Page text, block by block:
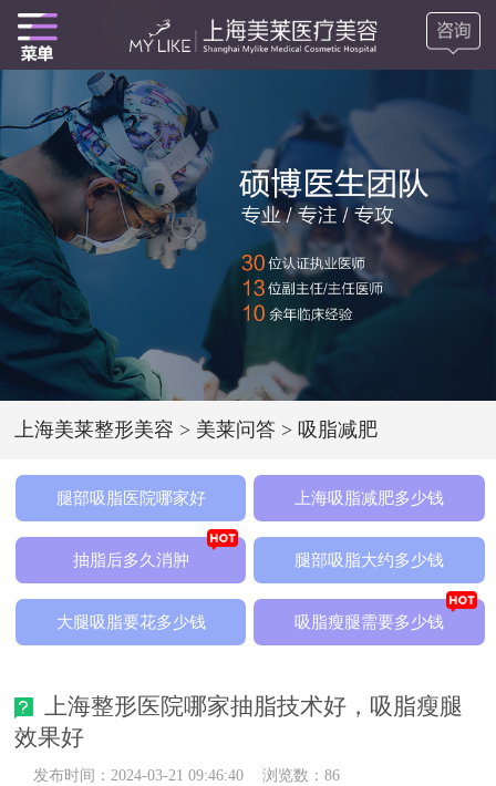
上海美莱整形美容 > 美莱问答 >吸脂减肥
腿部吸脂医院哪家好 上海吸脂减肥多少钱
抽脂后多久消肿 腿部吸脂大约多少钱
大腿吸脂要花多少钱 吸脂瘦腿需要多少钱
上海整形医院哪家抽脂技术好，吸脂瘦腿
效果好
发布时间：2024-03-21 09:46:40 浏览数：86